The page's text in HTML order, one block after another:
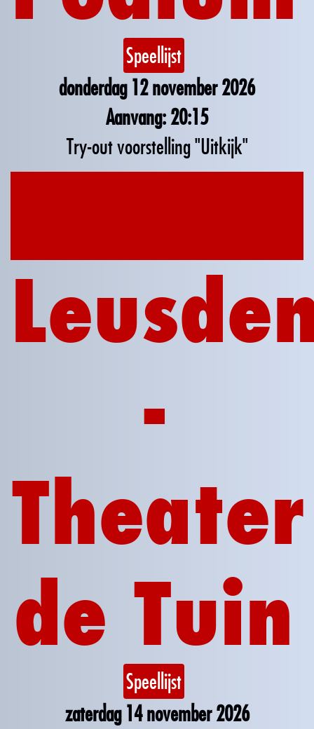
Speellijst
donderdag 12 november 2026
20:15
Try-out voorstelling "Uitkijk"
-
Theater
de Tuin
Speellijst
zaterdag 14 november 2026